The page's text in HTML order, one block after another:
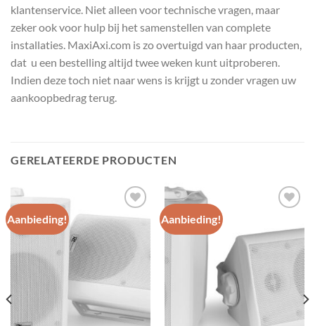
klantenservice. Niet alleen voor technische vragen, maar
zeker ook voor hulp bij het samenstellen van complete
installaties. MaxiAxi.com is zo overtuigd van haar producten,
dat u een bestelling altijd twee weken kunt uitproberen.
Indien deze toch niet naar wens is krijgt u zonder vragen uw
aankoopbedrag terug.
GERELATEERDE PRODUCTEN
Aanbieding!
Toevoegen
aan
wenslijst
Aanbieding!
Toevoegen
aan
wenslijst